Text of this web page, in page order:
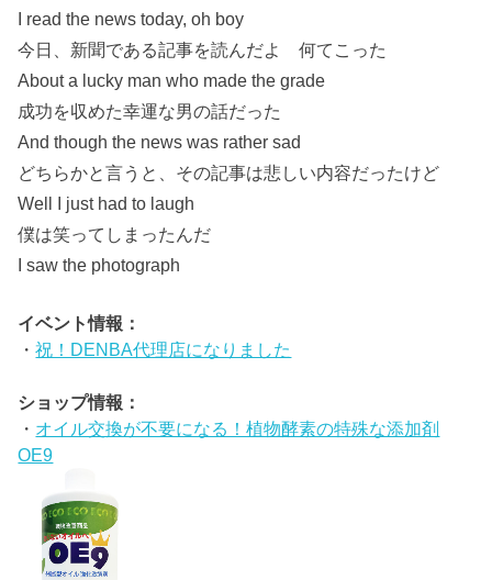
I read the news today, oh boy
今日、新聞である記事を読んだよ 何てこった
About a lucky man who made the grade
成功を収めた幸運な男の話だった
And though the news was rather sad
どちらかと言うと、その記事は悲しい内容だったけど
Well I just had to laugh
僕は笑ってしまったんだ
I saw the photograph
イベント情報：
・祝！DENBA代理店になりました
ショップ情報：
・ オイル交換が不要になる！植物酵素の特殊な添加剤
OE9